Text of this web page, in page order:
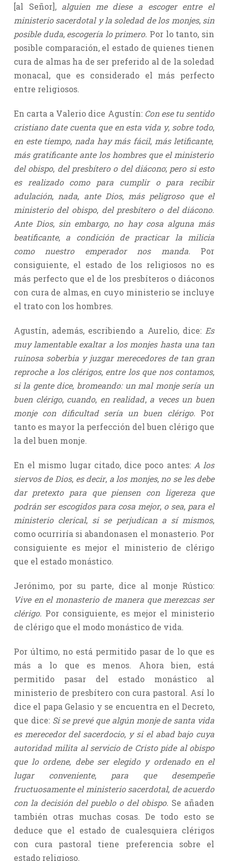
[al Señor], alguien me diese a escoger entre el
ministerio sacerdotal y la soledad de los monjes,sin
posible duda,escogería lo primero. Por lo tanto, sin
posible comparación, el estado de quienes tienen
cura de almas ha de ser preferido al de la soledad
monacal, que es considerado el más perfecto
entre religiosos.
En carta a Valerio dice Agustín: Con ese tu sentido
cristiano date cuenta que en esta vida y, sobre todo,
en este tiempo, nada hay más fácil, más letificante,
más gratificante ante los hombres que el ministerio
del obispo, del presbítero o del diácono; pero si esto
es realizado como para cumplir o para recibir
adulación,nada, ante Dios,más peligroso que el
ministerio del obispo, del presbítero o del diácono.
Ante Dios, sin embargo, no hay cosa alguna más
beatificante,a condición de practicar la milicia
como nuestro emperador nos manda. Por
consiguiente, el estado de los religiosos no es
más perfecto que el de los presbíteros o diáconos
con cura de almas, en cuyo ministerio se incluye
el trato con los hombres.
Agustín, además, escribiendo a Aurelio, dice: Es
muy lamentable exaltar a los monjes hasta una tan
ruinosa soberbia y juzgar merecedores de tan gran
reproche a los clérigos, entre los que nos contamos,
si la gente dice, bromeando: un mal monje sería un
buen clérigo,cuando, en realidad,a veces un buen
monje con dificultad sería un buen clérigo. Por
tanto es mayor la perfección del buen clérigo que
la del buen monje.
En el mismo lugar citado, dice poco antes: A los
siervos de Dios, es decir, a los monjes,no se les debe
dar pretexto para que piensen con ligereza que
podrán ser escogidos para cosa mejor, o sea, para el
ministerio clerical, si se perjudican a sí mismos,
como ocurriría si abandonasen el monasterio. Por
consiguiente es mejor el ministerio de clérigo
que el estado monástico.
Jerónimo, por su parte, dice al monje Rústico:
Vive en el monasterio de manera que merezcas ser
clérigo. Por consiguiente, es mejor el ministerio
de clérigo que el modo monástico de vida.
Por último, no está permitido pasar de lo que es
más a lo que es menos. Ahora bien, está
permitido pasar del estado monástico al
ministerio de presbítero con cura pastoral. Así lo
dice el papa Gelasio y se encuentra en el Decreto,
que dice: Si se prevé que algún monje de santa vida
es merecedor del sacerdocio, y si el abad bajo cuya
autoridad milita al servicio de Cristo pide al obispo
que lo ordene, debe ser elegido y ordenado en el
lugar conveniente,para que desempeñe
fructuosamente el ministerio sacerdotal, de acuerdo
con la decisión del pueblo o del obispo. Se añaden
también otras muchas cosas. De todo esto se
deduce que el estado de cualesquiera clérigos
con cura pastoral tiene preferencia sobre el
estado religioso.